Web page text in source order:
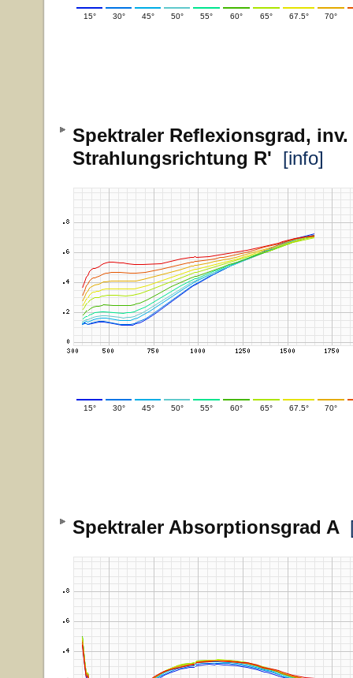
15° 30° 45° 50° 55° 60° 65° 67.5° 70°
Spektraler Reflexionsgrad, inv.
Strahlungsrichtung R' [info]
15° 30° 45° 50° 55° 60° 65° 67.5° 70°
Spektraler Absorptionsgrad A